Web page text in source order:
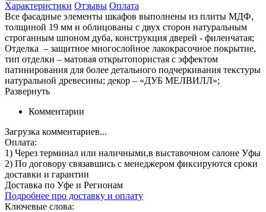
Характеристики Отзывы Оплата
Все фасадные элементы шкафов выполнены из плиты МДФ,
толщиной 19 мм и облицованы с двух сторон натуральным
строганным шпоном дуба, конструкция дверей - филенчатая;
Отделка – защитное многослойное лакокрасочное покрытие,
тип отделки – матовая открытопористая с эффектом
патинирования для более детального подчеркивания текстуры
натуральной древесины; декор – «ДУБ МЕЛВИЛЛ»;
Развернуть
Комментарии
Загрузка комментариев...
Оплата:
1) Через терминал или наличными,в выставочном салоне Уфы
2) По договору связавшись с менеджером фиксируются сроки
доставки и гарантии
Доставка по Уфе и Регионам
Подробнее про доставку и оплату
Ключевые слова: